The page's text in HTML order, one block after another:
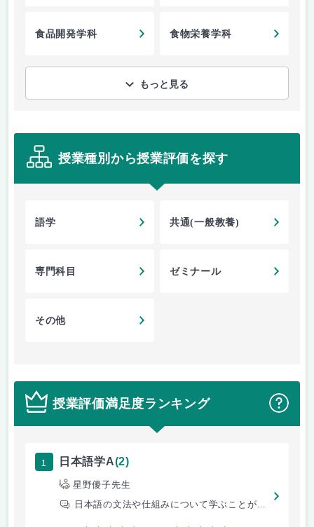
食品開発学科 食物栄養学科
もっと見る
授業種別から授業評価を探す
語学 共通(一般教養)
専門科目 ゼミナール
その他
授業評価満足度ランキング ？
1 日本語学A(2)
星野優子先生
日本語の文法や仕組みについて学ぶことができる授業。日本語母語話者ではな